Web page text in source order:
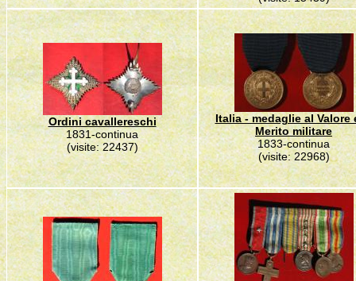
Ordini cavallereschi
1831-continua
(visite: 22437)
Italia - medaglie al Valore
Merito militare
1833-continua
(visite: 22968)